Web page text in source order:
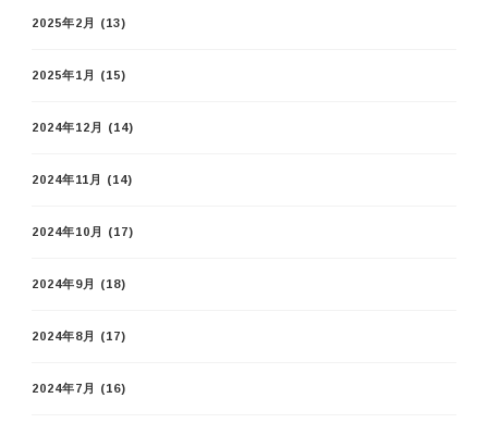
2025年2月 (13)
2025年1月 (15)
2024年12月 (14)
2024年11月 (14)
2024年10月 (17)
2024年9月 (18)
2024年8月 (17)
2024年7月 (16)